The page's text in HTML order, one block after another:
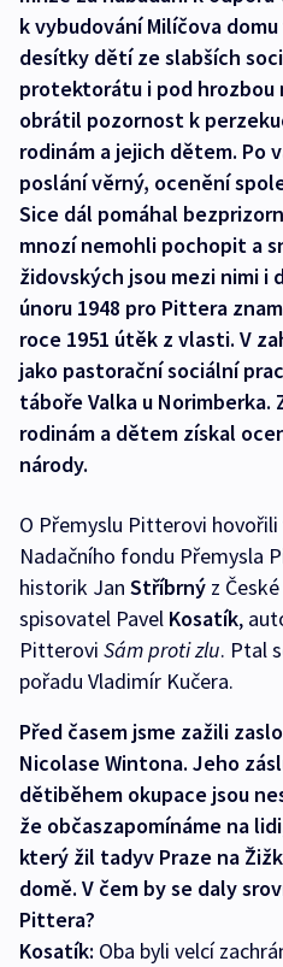
k vybudování Milíčova
desítky dětí ze slabších
protektorátu i pod
obrátil pozornost k
rodinám a jejich dětem. Po
poslání věrný, ocenění
Sice dál pomáhal
mnozí nemohli pochopit a
židovských jsou mezi nimi i
únoru 1948 pro Pittera
roce 1951 útěk z vlasti. V
jako pastorační sociální
táboře Valka u Norimberka.
rodinám a dětem získal
národy.
O Přemyslu Pitterovi
Nadačního fondu Přemysla
historik Jan Stříbrný z
spisovatel Pavel Kosatík,
Pitterovi Sám proti zlu. Ptal
pořadu Vladimír Kučera.
Před časem jsme zažili
Nicolase Wintona. Jeho
dětiběhem okupace jsou
že občaszapomínáme na
který žil tadyv Praze na
domě. V čem by se daly
Pittera?
Kosatík: Oba byli velcí